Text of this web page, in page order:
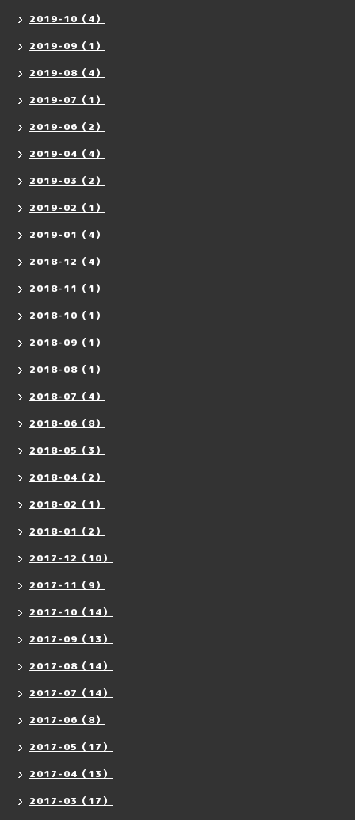
2019-10（4）
2019-09（1）
2019-08（4）
2019-07（1）
2019-06（2）
2019-04（4）
2019-03（2）
2019-02（1）
2019-01（4）
2018-12（4）
2018-11（1）
2018-10（1）
2018-09（1）
2018-08（1）
2018-07（4）
2018-06（8）
2018-05（3）
2018-04（2）
2018-02（1）
2018-01（2）
2017-12（10）
2017-11（9）
2017-10（14）
2017-09（13）
2017-08（14）
2017-07（14）
2017-06（8）
2017-05（17）
2017-04（13）
2017-03（17）